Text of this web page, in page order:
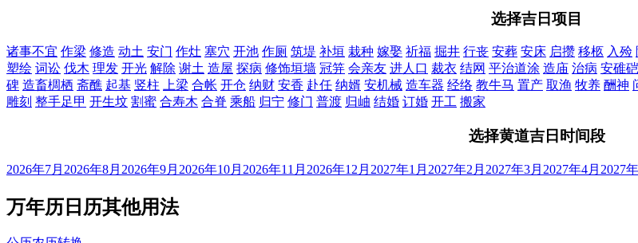
选择吉日项目
诸事不宜 作梁 修造 动土 安门 作灶 塞穴 开池 作厕 筑堤 补垣 栽种 嫁娶 祈福 掘井 行丧 安葬 安床 启攒 移柩 入殓
塑绘 词讼 伐木 理发 开光 解除 谢土 造屋 探病 修饰垣墙 冠笄 会亲友 进人口 裁衣 结网 平治道涂 造庙 治病 安碓硙
碑 造畜椆栖 斋醮 起基 竖柱 上梁 合帐 开仓 纳财 安香 赴任 纳婿 安机械 造车器 经络 教牛马 置产 取渔 牧养 酬神
雕刻 整手足甲 开生坟 割蜜 合寿木 合脊 乘船 归宁 修门 普渡 归岫 结婚 订婚 开工 搬家
选择黄道吉日时间段
2026年7月 2026年8月 2026年9月 2026年10月 2026年11月 2026年12月 2027年1月 2027年2月 2027年3月 2027年4月 2027
万年历日历其他用法